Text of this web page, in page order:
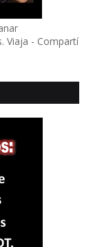
Viaja - Compartí